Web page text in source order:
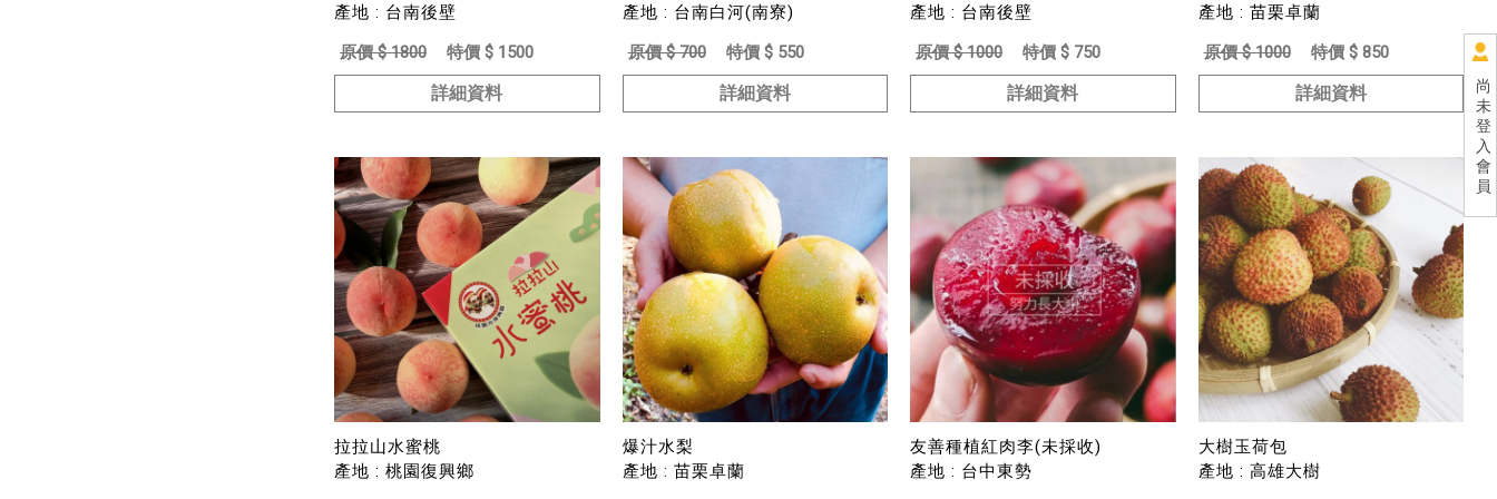
尚
未
登
入
會
員
產地 : 台南後壁
原價 $ 1800
特價 $ 1500
詳細資料
產地 : 台南白河(南寮)
原價 $ 700
特價 $ 550
詳細資料
產地 : 台南後壁
原價 $ 1000
特價 $ 750
詳細資料
產地 : 苗栗卓蘭
原價 $ 1000
特價 $ 850
詳細資料
拉拉山水蜜桃
產地 : 桃園復興鄉
爆汁水梨
產地 : 苗栗卓蘭
友善種植紅肉李(未採收)
產地 : 台中東勢
大樹玉荷包
產地 : 高雄大樹